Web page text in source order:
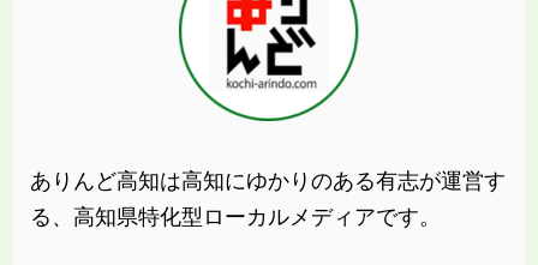
ありんど高知は高知にゆかりのある有志が運営す
る、高知県特化型ローカルメディアです。